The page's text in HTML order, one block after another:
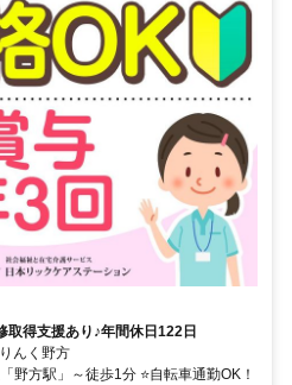
得支援あり♪年間休日122日
んく野方
野方駅」～徒歩1分 ⭐自転車通勤OK！